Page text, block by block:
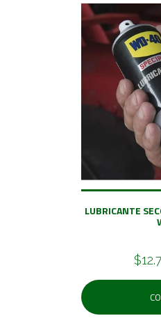
LUBRICANTE